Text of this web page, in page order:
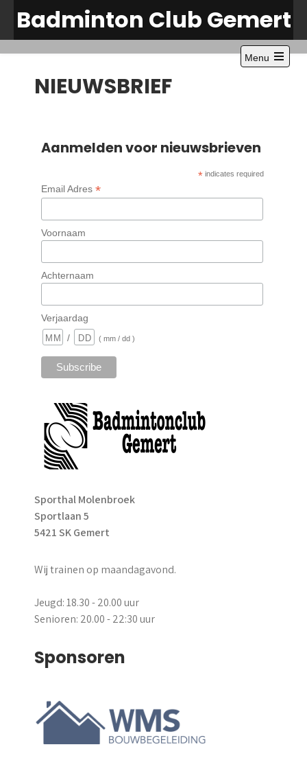
content
Badminton Club Gemert
Menu
Open
NIEUWSBRIEF
Aanmelden voor nieuwsbrieven
*indicates required
Email Adres*
Voornaam
Achternaam
Verjaardag
/
( mm / dd )
Sporthal Molenbroek
Sportlaan 5
5421 SK Gemert
Wij trainen op maandagavond.
Jeugd: 18.30 - 20.00 uur
Senioren: 20.00 - 22:30 uur
Sponsoren